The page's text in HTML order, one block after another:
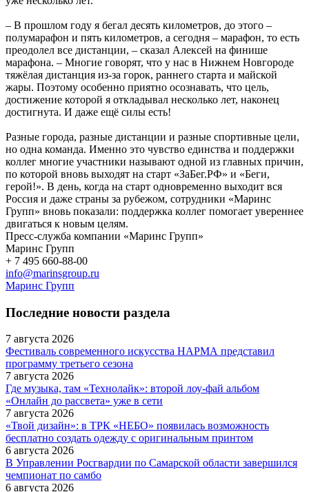
– В прошлом году я бегал десять километров, до этого –
полумарафон и пять километров, а сегодня – марафон, то есть
преодолел все дистанции, – сказал Алексей на финише
марафона. – Многие говорят, что у нас в Нижнем Новгороде
тяжёлая дистанция из-за горок, раннего старта и майской
жары. Поэтому особенно приятно осознавать, что цель,
достижение которой я откладывал несколько лет, наконец
достигнута. И даже ещё силы есть!
Разные города, разные дистанции и разные спортивные цели,
но одна команда. Именно это чувство единства и поддержки
коллег многие участники называют одной из главных причин,
по которой вновь выходят на старт «ЗаБег.РФ» и «Беги,
герой!». В день, когда на старт одновременно выходит вся
Россия и даже страны за рубежом, сотрудники «Маринс
Групп» вновь показали: поддержка коллег помогает увереннее
двигаться к новым целям.
Пресс-служба компании «Маринс Групп»
Маринс Групп
+ 7 495 660‑88-00
info@marinsgroup.ru
Маринс Групп
Последние новости раздела
7 августа 2026
Фестиваль современного искусства НАРМА представил
программу третьего сезона
7 августа 2026
Где музыка, там «Технолайк»: второй лоу-фай альбом
«Онлайн до рассвета» уже в сети
7 августа 2026
«Твой дизайн»: в ТРК «НЕБО» появилась возможность
бесплатно создать одежду с оригинальным принтом
6 августа 2026
В Управлении Росгвардии по Самарской области завершился
чемпионат по самбо
6 августа 2026